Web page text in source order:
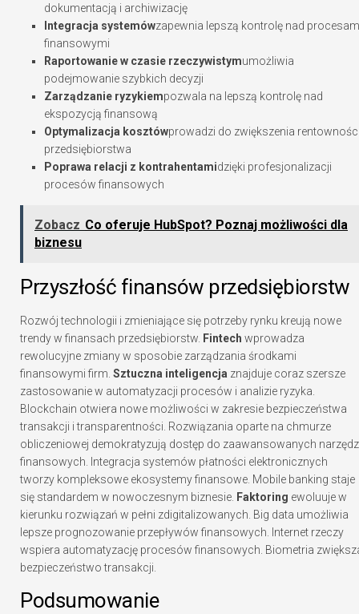
dokumentacją i archiwizację
Integracja systemówzapewnia lepszą kontrolę nad
finansowymi
Raportowanie w czasie rzeczywistymumożliwia
podejmowanie szybkich decyzji
Zarządzanie ryzykiempozwala na lepszą kontrolę nad
ekspozycją finansową
Optymalizacja kosztówprowadzi do zwiększenia
przedsiębiorstwa
Poprawa relacji z kontrahentamidzięki profesjonalizacji
procesów finansowych
Zobacz Co oferuje HubSpot? Poznaj możliwości dla
biznesu
Przyszłość finansów przedsiębiorstw
Rozwój technologii i zmieniające się potrzeby rynku kreują nowe
trendy w finansach przedsiębiorstw. Fintech wprowadza
rewolucyjne zmiany w sposobie zarządzania środkami
finansowymi firm. Sztuczna inteligencja znajduje coraz szersze
zastosowanie w automatyzacji procesów i analizie ryzyka.
Blockchain otwiera nowe możliwości w zakresie bezpieczeństwa
transakcji i transparentności. Rozwiązania oparte na chmurze
obliczeniowej demokratyzują dostęp do zaawansowanych
finansowych. Integracja systemów płatności elektronicznych
tworzy kompleksowe ekosystemy finansowe. Mobile banking staje
się standardem w nowoczesnym biznesie. Faktoring ewoluuje w
kierunku rozwiązań w pełni zdigitalizowanych. Big data umożliwia
lepsze prognozowanie przepływów finansowych. Internet rzeczy
wspiera automatyzację procesów finansowych. Biometria
bezpieczeństwo transakcji.
Podsumowanie